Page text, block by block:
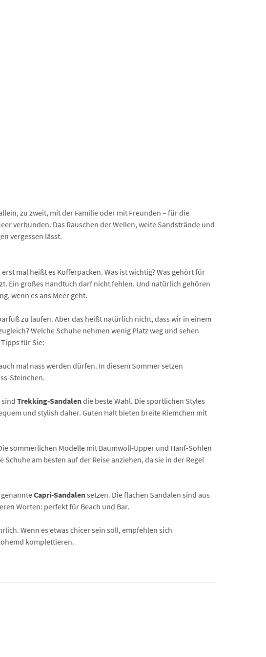
zu zweit, mit der Familie oder mit Freunden – für die
verbunden. Das Rauschen der Wellen, weite Sandstrände und
vergessen lässt.
mal heißt es Kofferpacken. Was ist wichtig? Was gehört für
Ein großes Handtuch darf nicht fehlen. Und natürlich gehören
wenn es ans Meer geht.
zu laufen. Aber das heißt natürlich nicht, dass wir in einem
Welche Schuhe nehmen wenig Platz weg und sehen
für Sie:
mal nass werden dürfen. In diesem Sommer setzen
Steinchen.
Trekking-Sandalendie beste Wahl. Die sportlichen Styles
und stylish daher. Guten Halt bieten breite Riemchen mit
sommerlichen Modelle mit Baumwoll-Upper und Hanf-Sohlen
am besten auf der Reise anziehen, da sie in der Regel
Capri-Sandalensetzen. Die flachen Sandalen sind aus
Worten: perfekt für Beach und Bar.
Wenn es etwas chicer sein soll, empfehlen sich
komplettieren.